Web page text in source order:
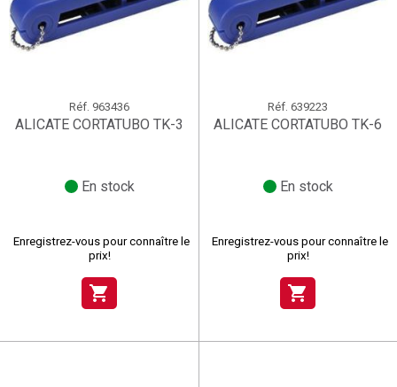
Réf. 963436
ALICATE CORTATUBO TK-3
En stock
Enregistrez-vous pour connaître le
prix!
shopping_cart
Réf. 639223
ALICATE CORTATUBO TK-6
En stock
Enregistrez-vous pour connaître le
prix!
shopping_cart